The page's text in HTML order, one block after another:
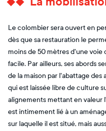
Le colombier sera ouvert en
dès que sa restauration le
moins de 50 mètres d'une
facile. Par ailleurs, ses abords
de la maison par l'abattage
qui est laissée libre de culture
alignements mettant en valeur
est intimement lié à un
sur laquelle il est situé, mais